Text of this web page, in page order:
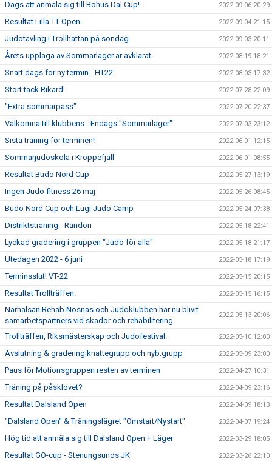
Dags att anmäla sig till Bohus Dal Cup! 2022-09-06 20:29
Resultat Lilla TT Open 2022-09-04 21:15
Judotävling i Trollhättan på söndag 2022-09-03 20:11
Årets upplaga av Sommarläger är avklarat. 2022-08-19 18:21
Snart dags för ny termin - HT22 2022-08-03 17:32
Stort tack Rikard! 2022-07-28 22:09
"Extra sommarpass" 2022-07-20 22:37
Välkomna till klubbens - Endags "Sommarläger" 2022-07-03 23:12
Sista träning för terminen! 2022-06-01 12:15
Sommarjudoskola i Kroppefjäll 2022-06-01 08:55
Resultat Budo Nord Cup 2022-05-27 13:19
Ingen Judo-fitness 26 maj 2022-05-26 08:45
Budo Nord Cup och Lugi Judo Camp 2022-05-24 07:38
Distriktsträning - Randori 2022-05-18 22:41
Lyckad gradering i gruppen "Judo för alla" 2022-05-18 21:17
Utedagen 2022 - 6 juni 2022-05-18 17:19
Terminsslut! VT-22 2022-05-15 20:15
Resultat Trollträffen. 2022-05-15 16:15
Närhälsan Rehab Nösnäs och Judoklubben har nu blivit
samarbetspartners vid skador och rehabilitering
2022-05-13 20:06
Trollträffen, Riksmästerskap och Judofestival. 2022-05-10 12:00
Avslutning & gradering knattegrupp och nyb.grupp 2022-05-09 23:00
Paus för Motionsgruppen resten av terminen 2022-04-27 10:31
Träning på påsklovet? 2022-04-09 23:16
Resultat Dalsland Open 2022-04-09 18:13
"Dalsland Open" & Träningslägret "Omstart/Nystart" 2022-04-07 19:24
Hög tid att anmäla sig till Dalsland Open + Läger 2022-03-29 18:05
Resultat GO-cup - Stenungsunds JK 2022-03-26 22:10